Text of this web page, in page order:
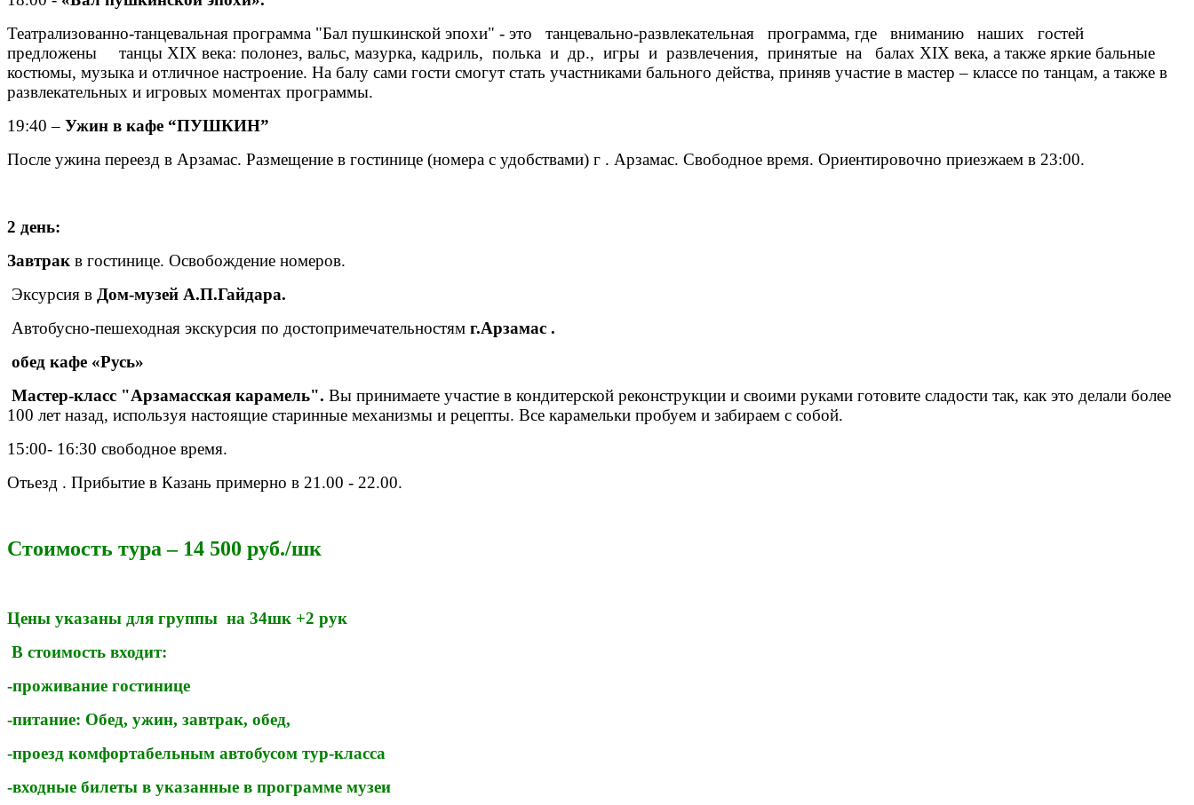
Театрализованно-танцевальная программа "Бал пушкинской эпохи" - это танцевально-развлекательная программа, где вниманию наших гостей
предложены танцы XIX века: полонез, вальс, мазурка, кадриль, полька и др., игры и развлечения, принятые на балах XIX века, а также яркие бальные
костюмы, музыка и отличное настроение. На балу сами гости смогут стать участниками бального действа, приняв участие в мастер – классе по танцам, а также в
развлекательных и игровых моментах программы.
19:40 – Ужин в кафе “ПУШКИН”
После ужина переезд в Арзамас. Размещение в гостинице (номера с удобствами) г . Арзамас. Свободное время. Ориентировочно приезжаем в 23:00.
2 день:
Завтрак в гостинице. Освобождение номеров.
Эксурсия в Дом-музей А.П.Гайдара.
Автобусно-пешеходная экскурсия по достопримечательностям г.Арзамас .
обед кафе «Русь»
Мастер-класс "Арзамасская карамель". Вы принимаете участие в кондитерской реконструкции и своими руками готовите сладости так, как это делали более
100 лет назад, используя настоящие старинные механизмы и рецепты. Все карамельки пробуем и забираем с собой.
15:00- 16:30 свободное время.
Отьезд . Прибытие в Казань примерно в 21.00 - 22.00.
Стоимость тура – 14 500 руб./шк
Цены указаны для группы на 34шк +2 рук
В стоимость входит:
-проживание гостинице
-питание: Обед, ужин, завтрак, обед,
-проезд комфортабельным автобусом тур-класса
-входные билеты в указанные в программе музеи